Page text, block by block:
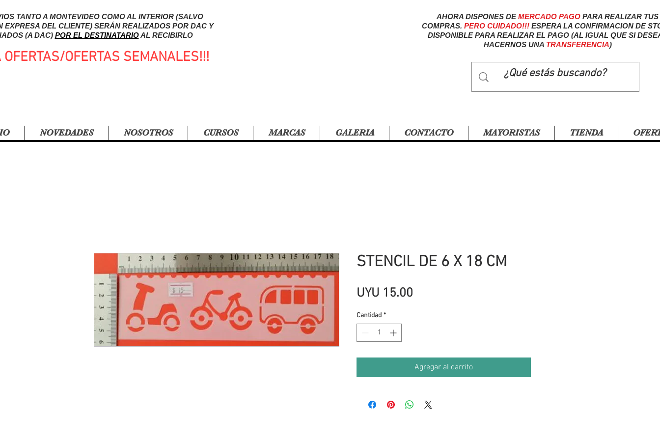
TANTO A MONTEVIDEO COMO AL INTERIOR (SALVO
EXPRESA DEL CLIENTE) SERÁN REALIZADOS POR DAC Y
(A DAC) POR EL DESTINATARIOAL RECIBIRLO
OFERTAS/OFERTAS SEMANALES!!!
AHORA DISPONES DEMERCADO PAGO PARA REALIZAR TUS
COMPRAS. PERO CUIDADO!!!ESPERA LA CONFIRMACION DE
DISPONIBLE PARA REALIZAR EL PAGO (AL IGUAL QUE SI
HACERNOS UNA TRANSFERENCIA)
NOVEDADES NOSOTROS CURSOS MARCAS GALERIA CONTACTO MAYORISTAS TIENDA
STENCIL DE 6 X 18 CM
UYU 15.00
Cantidad *
Agregar al carrito